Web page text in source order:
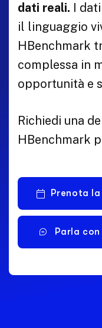
dati reali. I
il linguaggio
HBenchmark
complessa in
opportunità e
Richiedi una
HBenchmark
Prenota
Parla